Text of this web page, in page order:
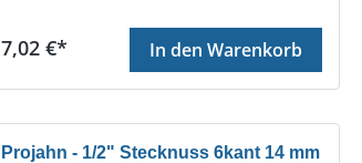
Regulärer Preis:
7,02 €* In den Warenkorb
Projahn - 1/2" Stecknuss 6kant 14 mm